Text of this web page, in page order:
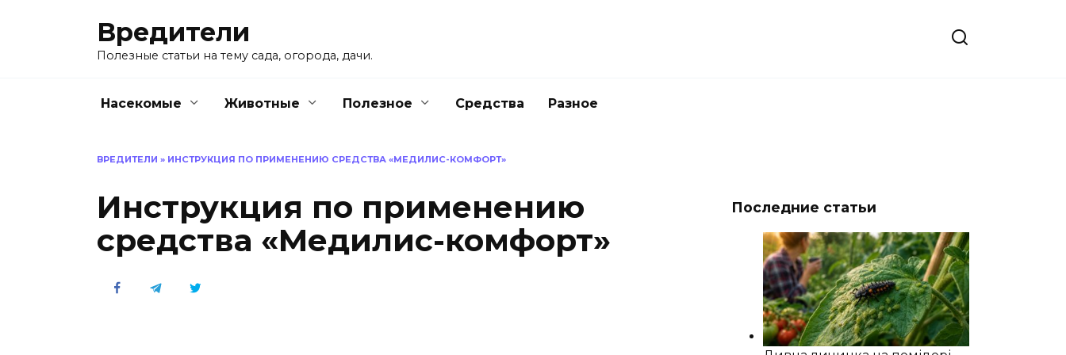
Вредители
Полезные статьи на тему сада, огорода, дачи.
Насекомые Животные Полезное Средства Разное
ВРЕДИТЕЛИ » ИНСТРУКЦИЯ ПО ПРИМЕНЕНИЮ СРЕДСТВА «МЕДИЛИС-КОМФОРТ»
Инструкция по применению
средства «Медилис-комфорт»
Последние статьи